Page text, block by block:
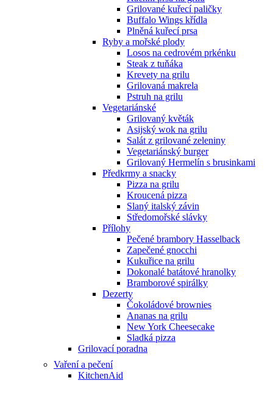
Grilované kuřecí paličky
Buffalo Wings křídla
Plněná kuřecí prsa
Ryby a mořské plody
Losos na cedrovém prkénku
Steak z tuňáka
Krevety na grilu
Grilovaná makrela
Pstruh na grilu
Vegetariánské
Grilovaný květák
Asijský wok na grilu
Salát z grilované zeleniny
Vegetariánský burger
Grilovaný Hermelín s brusinkami
Předkrmy a snacky
Pizza na grilu
Kroucená pizza
Slaný italský závin
Středomořské slávky
Přílohy
Pečené brambory Hasselback
Zapečené gnocchi
Kukuřice na grilu
Dokonalé batátové hranolky
Bramborové spirálky
Dezerty
Čokoládové brownies
Ananas na grilu
New York Cheesecake
Sladká pizza
Grilovací poradna
Vaření a pečení
KitchenAid